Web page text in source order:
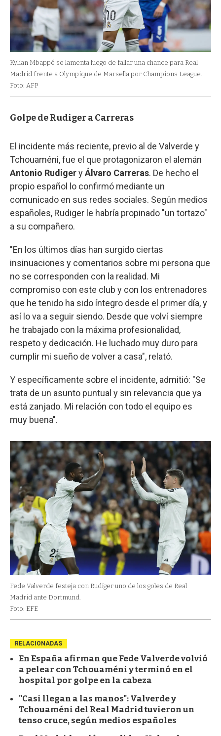
Kylian Mbappé se lamenta luego de fallar una chance para Real
Madrid frente a Olympique de Marsella por Champions League.
Foto: AFP
Golpe de Rudiger a Carreras
El incidente más reciente, previo al de Valverde y
Tchouaméni, fue el que protagonizaron el alemán
Antonio RudigeryÁlvaro Carreras. De hecho el
propio español lo confirmó mediante un
comunicado en sus redes sociales. Según medios
españoles, Rudiger le habría propinado "un tortazo"
a su compañero.
"En los últimos días han surgido ciertas
insinuaciones y comentarios sobre mi persona que
no se corresponden con la realidad. Mi
compromiso con este club y con los entrenadores
que he tenido ha sido íntegro desde el primer día, y
así lo va a seguir siendo. Desde que volví siempre
he trabajado con la máxima profesionalidad,
respeto y dedicación. He luchado muy duro para
cumplir mi sueño de volver a casa", relató.
Y específicamente sobre el incidente, admitió: "Se
trata de un asunto puntual y sin relevancia que ya
está zanjado. Mi relación con todo el equipo es
muy buena".
Fede Valverde festeja con Rudiger uno de los goles de Real
Madrid ante Dortmund.
Foto: EFE
RELACIONADAS
En España afirman que Fede Valverde volvió
a pelear con Tchouaméni y terminó en el
hospital por golpe en la cabeza
"Casi llegan a las manos": Valverde y
Tchouaméni del Real Madrid tuvieron un
tenso cruce, según medios españoles